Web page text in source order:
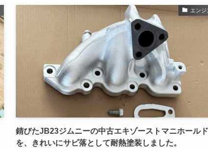
エンジ
錆びたJB23ジムニーの中古エキゾーストマニホールド
を、きれいにサビ落として耐熱塗装しました。